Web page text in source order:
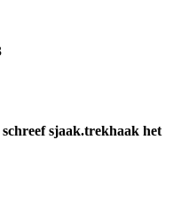
sjaak.trekhaak het